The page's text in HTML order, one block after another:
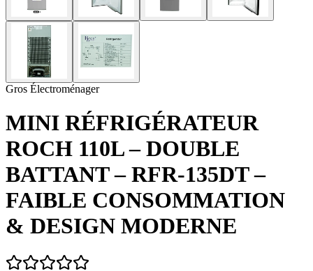
Gros Électroménager
MINI RÉFRIGÉRATEUR
ROCH 110L – DOUBLE
BATTANT – RFR-135DT –
FAIBLE CONSOMMATION
& DESIGN MODERNE